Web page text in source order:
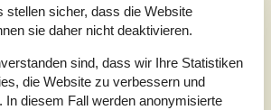
Ferienhaus mit Pool in
Objekt Nr.: 130-D13035 5,0
stellen sicher, dass die Website
sie daher nicht deaktivieren.
sind, dass wir Ihre Statistiken
die Website zu verbessern und
In diesem Fall werden anonymisierte